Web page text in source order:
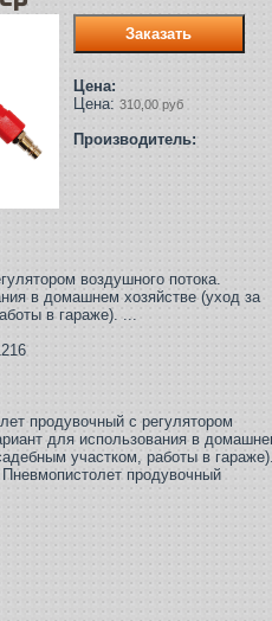
Цена:
Цена: 310,00 руб
Производитель:
воздушного потока.
в домашнем хозяйстве (уход за
в гараже). ...
продувочный с регулятором
для использования в
участком, работы в
Пневмопистолет продувочный